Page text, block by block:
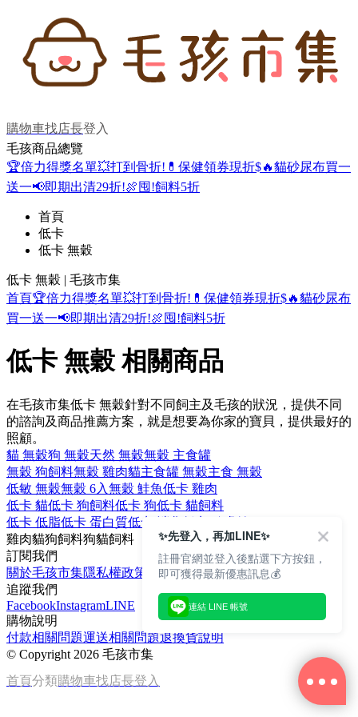
購物車找店長登入
毛孩商品總覽
🏆倍力得獎名單💥打到骨折! 💊保健領券現折$🔥貓砂尿布買一
送一📢即期出清29折!🍖囤!飼料5折
首頁
低卡
低卡 無穀
低卡 無穀 | 毛孩市集
首頁🏆倍力得獎名單💥打到骨折! 💊保健領券現折$🔥貓砂尿布
買一送一📢即期出清29折!🍖囤!飼料5折
低卡 無穀 相關商品
在毛孩市集低卡 無穀針對不同飼主及毛孩的狀況，提供不同
的諮詢及商品推薦方案，就是想要為你家的寶貝，提供最好的
照顧。
貓 無穀狗 無穀天然 無穀無穀 主食罐
無穀 狗飼料無穀 雞肉貓主食罐 無穀主食 無穀
低敏 無穀無穀 6入無穀 鮭魚低卡 雞肉
低卡 貓低卡 狗飼料低卡 狗低卡 貓飼料
低卡 低脂低卡 蛋白質低卡 消化
雞肉貓狗飼料狗貓飼料
訂閱我們
關於毛孩市集隱私權政策
文章
追蹤我們
FacebookInstagramLINE
購物說明
付款相關問題運送相關問題退換貨說明
© Copyright 2026 毛孩市集
首頁分類購物車找店長登入
✨先登入，再加LINE✨
註冊官網並登入後點選下方按鈕，
即可獲得最新優惠訊息💰
連結 LINE 帳號